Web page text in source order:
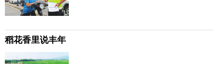
稻花香里说丰年